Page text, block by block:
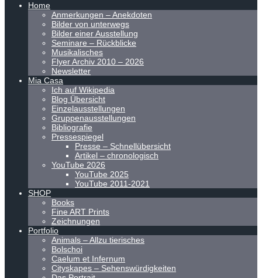
Home
Anmerkungen – Anekdoten
Bilder von unterwegs
Bilder einer Ausstellung
Seminare – Rückblicke
Musikalisches
Flyer Archiv 2010 – 2026
Newsletter
Mia Casa
Ich auf Wikipedia
Blog Übersicht
Einzelausstellungen
Gruppenausstellungen
Bibliografie
Pressespiegel
Presse – Schnellübersicht
Artikel – chronologisch
YouTube 2026
YouTube 2025
YouTube 2011-2021
SHOP
Books
Fine ART Prints
Zeichnungen
Portfolio
Animals – Allzu tierisches
Bolschoi
Caelum et Infernum
Cityskapes – Sehenswürdigkeiten